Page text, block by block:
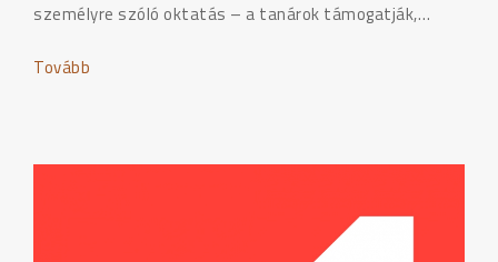
személyre szóló oktatás – a tanárok támogatják,…
Tovább